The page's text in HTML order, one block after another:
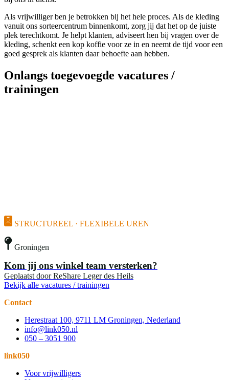
Als vrijwilliger ben je betrokken bij het hele proces. Als de kleding
vanuit ons sorteercentrum binnenkomt, zorg jij dat het op de juiste
plek terechtkomt. Je helpt klanten, adviseert hen bij vragen over de
kleding, schenkt een kop koffie voor ze in en neemt de tijd voor een
goed gesprek als klanten daar behoefte aan hebben.
Onlangs toegevoegde vacatures /
trainingen
STRUCTUREEL · FLEXIBELE UREN
Groningen
Kom jij ons winkel team versterken?
Geplaatst door ReShare Leger des Heils
Bekijk alle vacatures / trainingen
Contact
Herestraat 100, 9711 LM Groningen, Nederland
info@link050.nl
050 – 3051 900
link050
Voor vrijwilligers